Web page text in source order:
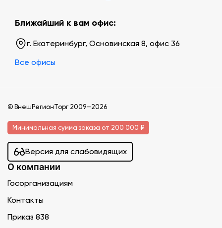
Ближайший к вам офис:
г. Екатеринбург, Основинская 8, офис 36
Все офисы
© ВнешРегионТорг 2009—2026
Минимальная сумма заказа от 200 000 ₽
Версия для слабовидящих
О компании
Госорганизациям
Контакты
Приказ 838